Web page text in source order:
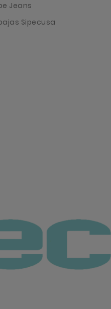
Jeans
Sipecusa